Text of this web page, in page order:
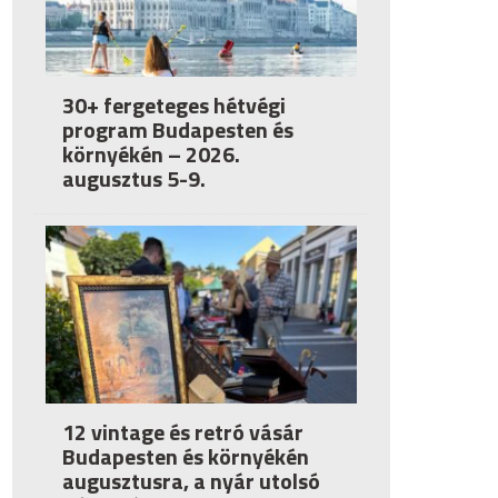
30+ fergeteges hétvégi
program Budapesten és
környékén – 2026.
augusztus 5-9.
12 vintage és retró vásár
Budapesten és környékén
augusztusra, a nyár utolsó